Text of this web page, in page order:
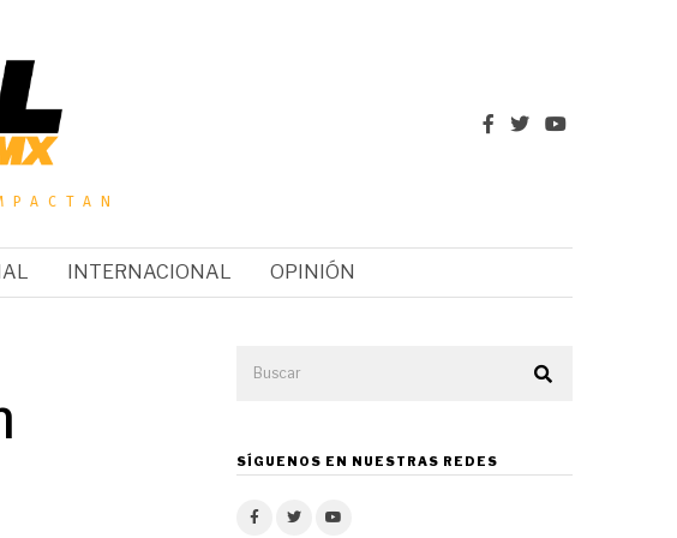
INTERNACIONAL OPINIÓN
SÍGUENOS EN NUESTRAS REDES